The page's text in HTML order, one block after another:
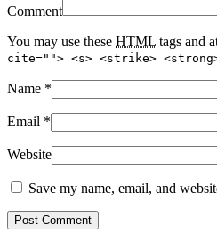
Comment
You may use these HTML tags and
cite=""> <s> <strike>
Name *
Email *
Website
Save my name, email, and